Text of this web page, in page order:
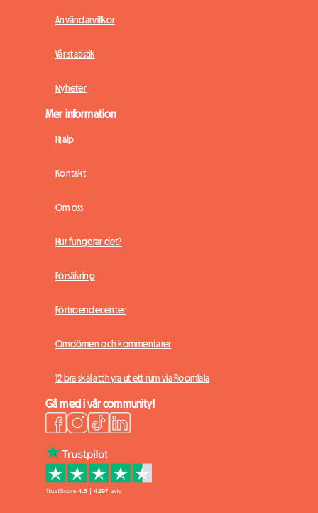
Användarvillkor
Vår statistik
Nyheter
Mer information
Hjälp
Kontakt
Om oss
Hur fungerar det?
Försäkring
Förtroendecenter
Omdömen och kommentarer
12 bra skäl att hyra ut ett rum via Roomlala
Gå med i vår community!